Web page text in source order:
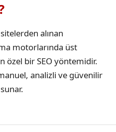
alınan
motorlarında üst
özel bir SEO yöntemidir.
analizli ve güvenilir